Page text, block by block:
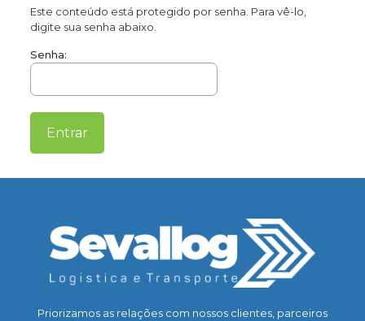
Este conteúdo está protegido por senha. Para vê-lo,
digite sua senha abaixo.
Senha:
Priorizamos as relações com nossos clientes, parceiros